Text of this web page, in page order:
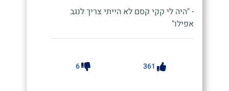
- "היה לי קקי קסם לא הייתי צריך לנגב
אפילו"
361
6